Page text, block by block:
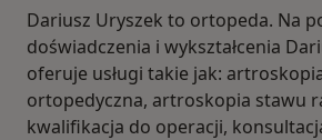
Dariusz Uryszek to ortopeda. Na
doświadczenia i wykształcenia
oferuje usługi takie jak:
ortopedyczna, artroskopia stawu
kwalifikacja do operacji,